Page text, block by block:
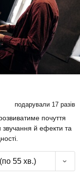
подарували 17 разів
почуття
звучання й ефекти та
55 хв.)